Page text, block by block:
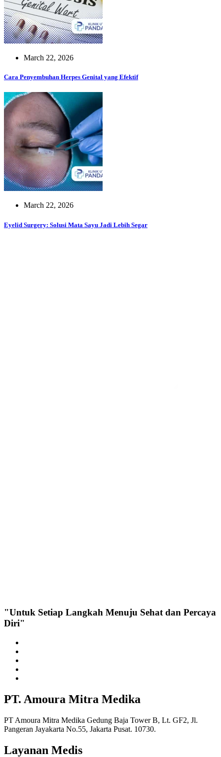
March 22, 2026
Cara Penyembuhan Herpes Genital yang Efektif
March 22, 2026
Eyelid Surgery: Solusi Mata Sayu Jadi Lebih Segar
"Untuk Setiap Langkah Menuju Sehat dan Percaya
Diri"
PT. Amoura Mitra Medika
PT Amoura Mitra Medika Gedung Baja Tower B, Lt. GF2, Jl.
Pangeran Jayakarta No.55, Jakarta Pusat. 10730.
Layanan Medis